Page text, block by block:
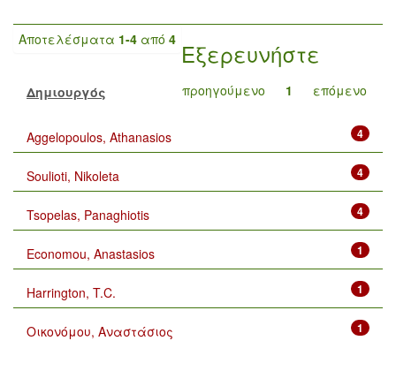
Αποτελέσματα 1-4 από 4
προηγούμενο 1 επόμενο
Εξερευνήστε
Δημιουργός
4
Aggelopoulos, Athanasios
4
Soulioti, Nikoleta
4
Tsopelas, Panaghiotis
1
Economou, Anastasios
1
Harrington, T.C.
1
Οικονόμου, Αναστάσιος